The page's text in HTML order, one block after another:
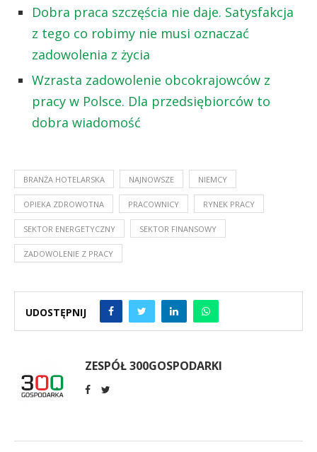
Dobra praca szczęścia nie daje. Satysfakcja
z tego co robimy nie musi oznaczać
zadowolenia z życia
Wzrasta zadowolenie obcokrajowców z
pracy w Polsce. Dla przedsiębiorców to
dobra wiadomość
BRANŻA HOTELARSKA NAJNOWSZE NIEMCY
OPIEKA ZDROWOTNA PRACOWNICY RYNEK PRACY
SEKTOR ENERGETYCZNY SEKTOR FINANSOWY
ZADOWOLENIE Z PRACY
UDOSTĘPNIJ
ZESPÓŁ 300GOSPODARKI